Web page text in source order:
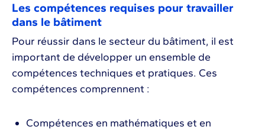
Les compétences requises pour travailler
dans le bâtiment
Pour réussir dans le secteur du bâtiment, il est
important de développer un ensemble de
compétences techniques et pratiques. Ces
compétences comprennent :
Compétences en mathématiques et en